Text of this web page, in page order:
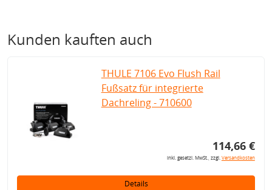
Kunden kauften auch
THULE 7106 Evo Flush Rail
Fußsatz für integrierte
Dachreling - 710600
114,66 €
inkl. gesetzl. MwSt., zzgl.Versandkosten
Details